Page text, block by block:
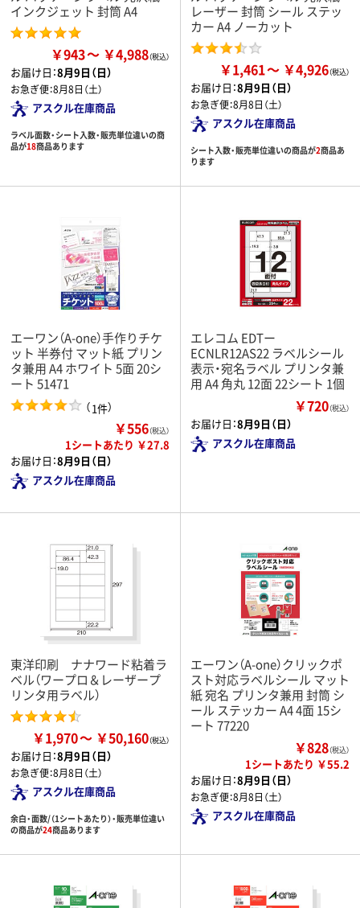
インクジェット 封筒 A4
￥943 ￥4,988
お届け日：8月9日（日）
お急ぎ便：8月8日（土）
アスクル在庫商品
ラベル面数・シート入数・販売単位違いの商
品が18商品あります
レーザー 封筒 シール ステッ
カー A4 ノーカット
￥1,461 ￥4,926
お届け日：8月9日（日）
お急ぎ便：8月8日（土）
アスクル在庫商品
シート入数・販売単位違いの商品が2商品あ
ります
エーワン（A-one）手作りチケ
ット 半券付 マット紙 プリン
タ兼用 A4 ホワイト 5面 20シ
ート 51471
（1件）
￥556（税込）
1シートあたり ￥27.8
お届け日：8月9日（日）
アスクル在庫商品
エレコム EDTー
ECNLR12AS22 ラベルシール
表示・宛名ラベル プリンタ兼
用 A4 角丸 12面 22シート 1個
￥720（税込）
お届け日：8月9日（日）
アスクル在庫商品
東洋印刷 ナナワード粘着ラ
ベル（ワープロ＆レーザープ
リンタ用ラベル）
￥1,970 ￥50,160
お届け日：8月9日（日）
お急ぎ便：8月8日（土）
アスクル在庫商品
余白・面数/（1シートあたり）・販売単位違い
の商品が24商品あります
エーワン（A-one）クリックポ
スト対応ラベルシール マット
紙 宛名 プリンタ兼用 封筒 シ
ール ステッカー A4 4面 15シ
ート 77220
￥828（税込）
1シートあたり ￥55.2
お届け日：8月9日（日）
お急ぎ便：8月8日（土）
アスクル在庫商品